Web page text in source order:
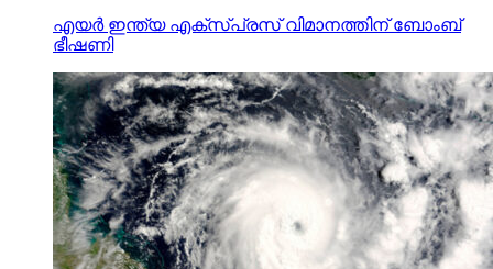
എയര്‍ ഇന്ത്യ എക്‌സ്പ്രസ് വിമാനത്തിന് ബോംബ്
ഭീഷണി